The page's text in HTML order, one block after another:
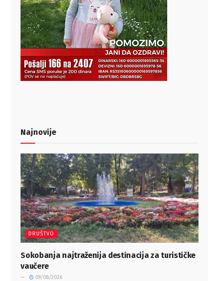
Najnovije
DRUŠTVO
Sokobanja najtraženija destinacija za turističke
vaučere
09/08/2026